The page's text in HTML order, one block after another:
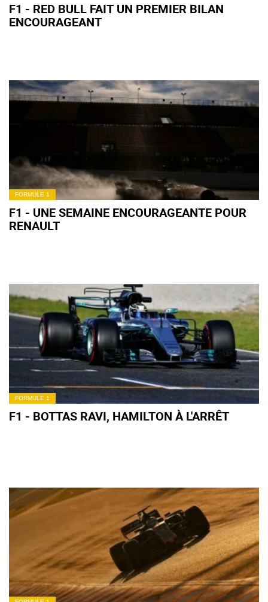
F1 - RED BULL FAIT UN PREMIER BILAN
ENCOURAGEANT
FORMULE 1
F1 - UNE SEMAINE ENCOURAGEANTE POUR
RENAULT
FORMULE 1
F1 - BOTTAS RAVI, HAMILTON À L'ARRÊT